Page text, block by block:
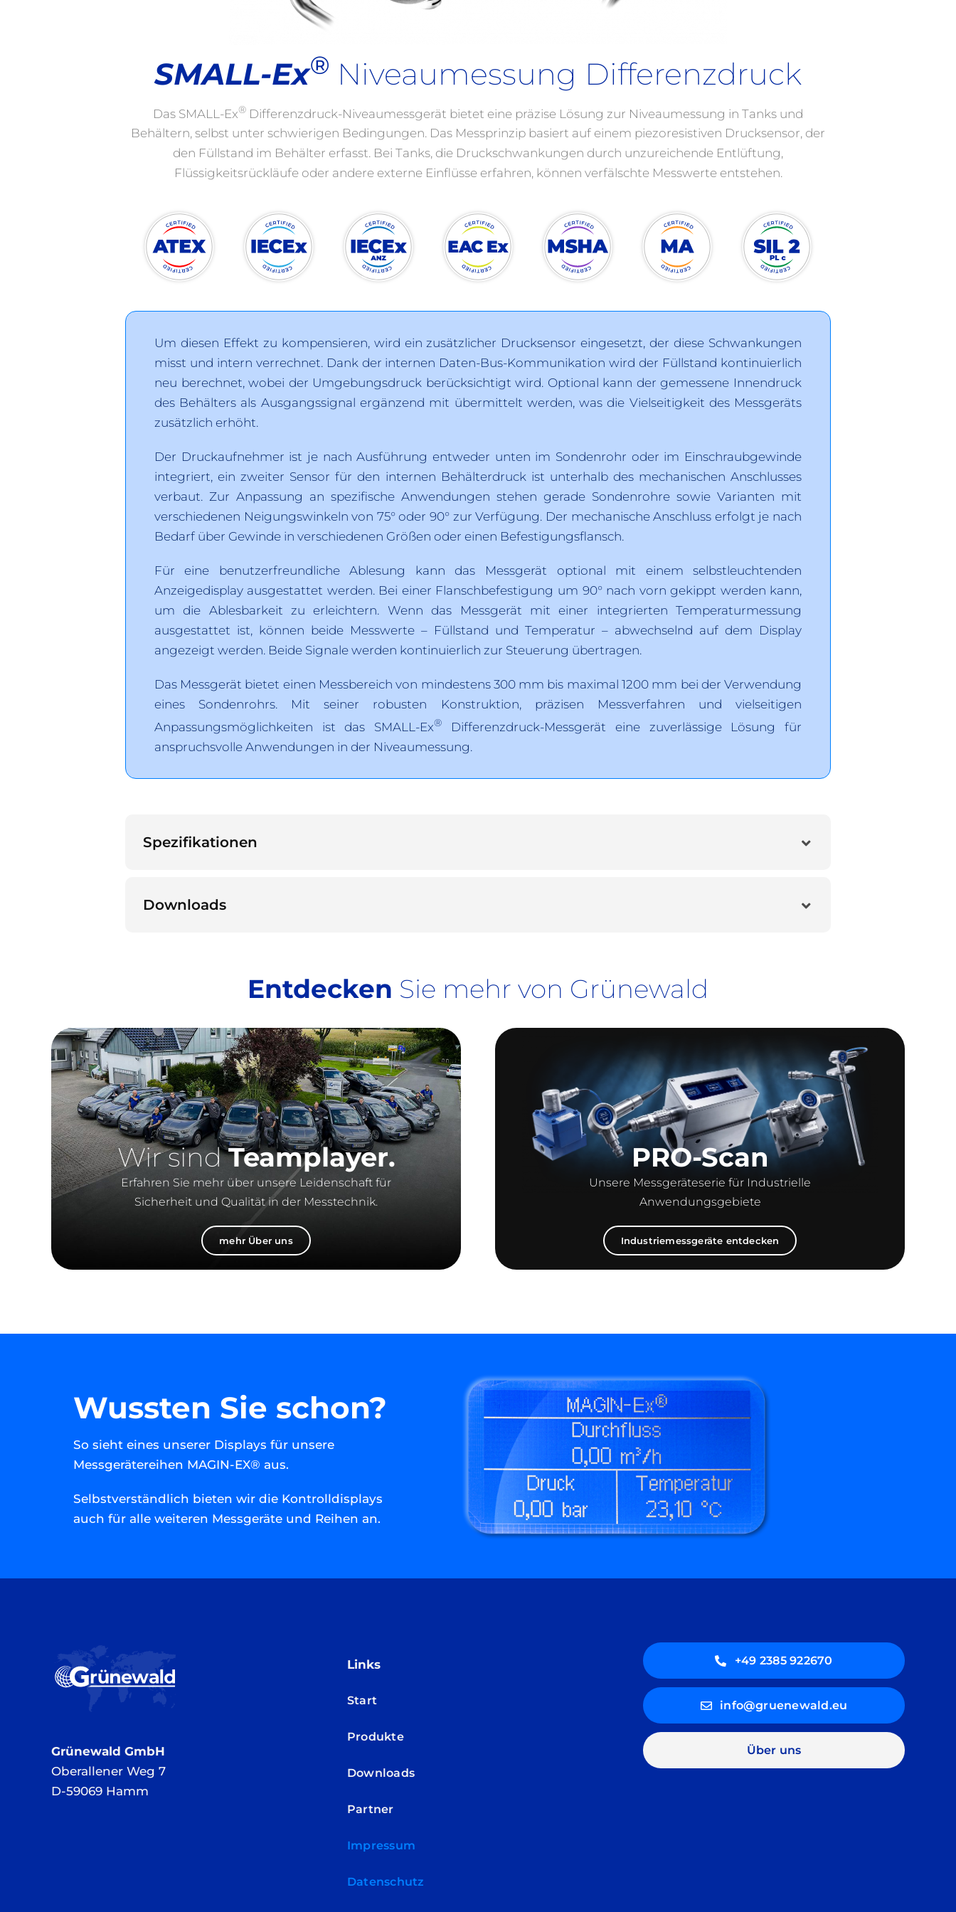
SMALL-Ex® Niveaumessung Differenzdruck
Das SMALL-Ex® Differenzdruck-Niveaumessgerät bietet eine präzise Lösung zur Niveaumessung in Tanks und
Behältern, selbst unter schwierigen Bedingungen. Das Messprinzip basiert auf einem piezoresistiven Drucksensor, der
den Füllstand im Behälter erfasst. Bei Tanks, die Druckschwankungen durch unzureichende Entlüftung,
Flüssigkeitsrückläufe oder andere externe Einflüsse erfahren, können verfälschte Messwerte entstehen.
Um diesen Effekt zu kompensieren, wird ein zusätzlicher Drucksensor eingesetzt, der diese Schwankungen
misst und intern verrechnet. Dank der internen Daten-Bus-Kommunikation wird der Füllstand kontinuierlich
neu berechnet, wobei der Umgebungsdruck berücksichtigt wird. Optional kann der gemessene Innendruck
des Behälters als Ausgangssignal ergänzend mit übermittelt werden, was die Vielseitigkeit des Messgeräts
zusätzlich erhöht.
Der Druckaufnehmer ist je nach Ausführung entweder unten im Sondenrohr oder im Einschraubgewinde
integriert, ein zweiter Sensor für den internen Behälterdruck ist unterhalb des mechanischen Anschlusses
verbaut. Zur Anpassung an spezifische Anwendungen stehen gerade Sondenrohre sowie Varianten mit
verschiedenen Neigungswinkeln von 75° oder 90° zur Verfügung. Der mechanische Anschluss erfolgt je nach
Bedarf über Gewinde in verschiedenen Größen oder einen Befestigungsflansch.
Für eine benutzerfreundliche Ablesung kann das Messgerät optional mit einem selbstleuchtenden
Anzeigedisplay ausgestattet werden. Bei einer Flanschbefestigung um 90° nach vorn gekippt werden kann,
um die Ablesbarkeit zu erleichtern. Wenn das Messgerät mit einer integrierten Temperaturmessung
ausgestattet ist, können beide Messwerte – Füllstand und Temperatur – abwechselnd auf dem Display
angezeigt werden. Beide Signale werden kontinuierlich zur Steuerung übertragen.
Das Messgerät bietet einen Messbereich von mindestens 300 mm bis maximal 1200 mm bei der Verwendung
eines Sondenrohrs. Mit seiner robusten Konstruktion, präzisen Messverfahren und vielseitigen
Anpassungsmöglichkeiten ist das SMALL-Ex® Differenzdruck-Messgerät eine zuverlässige Lösung für
anspruchsvolle Anwendungen in der Niveaumessung.
Spezifikationen
Downloads
Entdecken Sie mehr von Grünewald
Wir sindTeamplayer.
Erfahren Sie mehr über unsere Leidenschaft für
Sicherheit und Qualität in der Messtechnik.
mehr Über uns
PRO-Scan
Unsere Messgeräteserie für Industrielle
Anwendungsgebiete
Industriemessgeräte entdecken
Wussten Sie schon?
So sieht eines unserer Displays für unsere
Messgerätereihen MAGIN-EX® aus.
Selbstverständlich bieten wir die Kontrolldisplays
auch für alle weiteren Messgeräte und Reihen an.
Grünewald GmbH
Oberallener Weg 7
D-59069 Hamm
Links
Start
Produkte
Downloads
Partner
Impressum
Datenschutz
+49 2385 922670
info@gruenewald.eu
Über uns